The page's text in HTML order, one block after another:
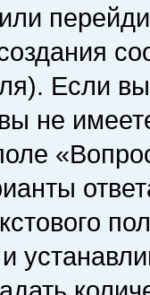
Если
не
и